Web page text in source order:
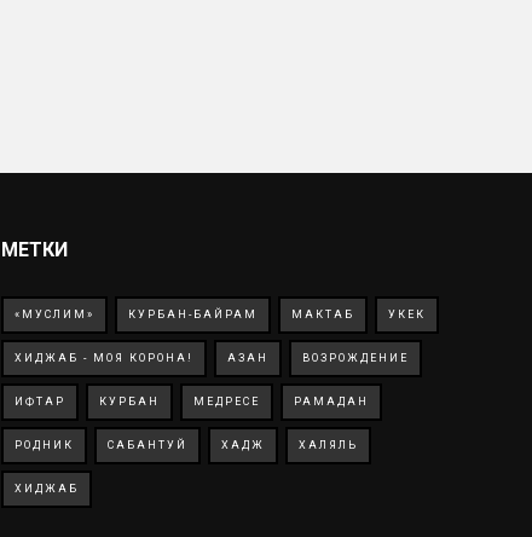
МЕТКИ
«МУСЛИМ» КУРБАН-БАЙРАМ МАКТАБ УКЕК
ХИДЖАБ - МОЯ КОРОНА! АЗАН ВОЗРОЖДЕНИЕ
ИФТАР КУРБАН МЕДРЕСЕ РАМАДАН
РОДНИК САБАНТУЙ ХАДЖ ХАЛЯЛЬ
ХИДЖАБ